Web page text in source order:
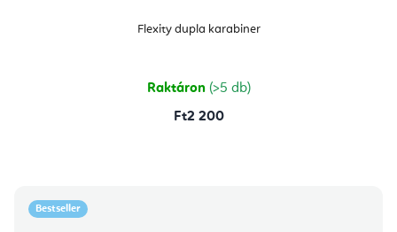
Flexity dupla karabiner
Raktáron (>5 db)
Ft2 200
Bestseller